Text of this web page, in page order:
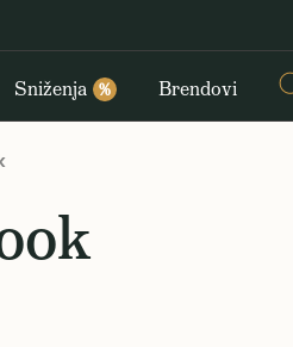
Sniženja % Brendovi